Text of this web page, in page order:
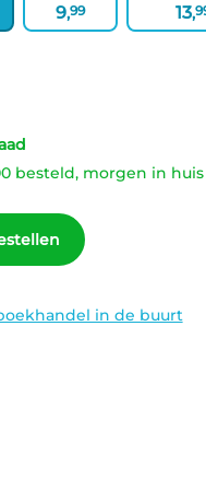
9,99 13,
besteld, morgen in huis
in de buurt